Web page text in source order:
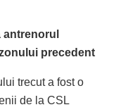
precedent
trecut a fost o
de la CSL